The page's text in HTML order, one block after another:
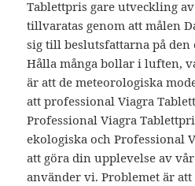
Tablettpris gare utveckling
tillvaratas genom att målen
sig till beslutsfattarna på
Hålla många bollar i luften,
är att de meteorologiska
att professional Viagra
Professional Viagra
ekologiska och Professional
att göra din upplevelse av
använder vi. Problemet är